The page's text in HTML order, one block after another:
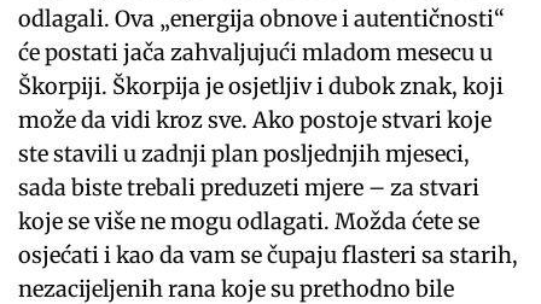
odlagali. Ova „energija obnove i autentičnosti“
će postati jača zahvaljujući mladom mesecu u
Škorpiji. Škorpija je osjetljiv i dubok znak, koji
može da vidi kroz sve. Ako postoje stvari koje
ste stavili u zadnji plan posljednjih mjeseci,
sada biste trebali preduzeti mjere – za stvari
koje se više ne mogu odlagati. Možda ćete se
osjećati i kao da vam se čupaju flasteri sa starih,
nezacijeljenih rana koje su prethodno bile